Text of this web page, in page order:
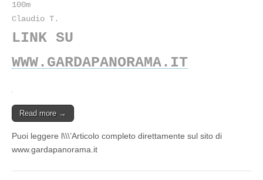
100m
Claudio T.
LINK SU
WWW.GARDAPANORAMA.IT
Read more →
Puoi leggere l\\\’Articolo completo direttamente sul sito di
www.gardapanorama.it